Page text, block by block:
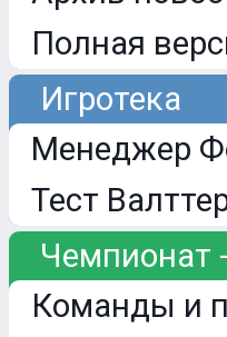
Полная
Игротека
Менеджер
Тест
Чемпионат
Команды и